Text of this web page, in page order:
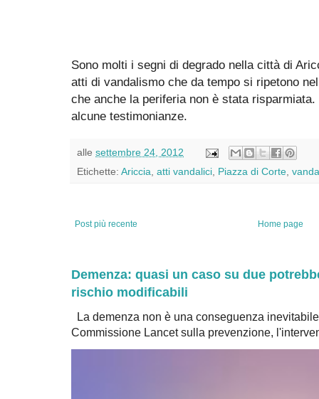
Sono molti i segni di degrado nella città di
atti di vandalismo che da tempo si ripetono
che anche la periferia non è stata
alcune testimonianze.
alle settembre 24, 2012
Etichette: Ariccia, atti vandalici, Piazza di Corte,
Post più recente Home page
Demenza: quasi un caso su due
rischio modificabili
La demenza non è una conseguenza
Commissione Lancet sulla prevenzione,